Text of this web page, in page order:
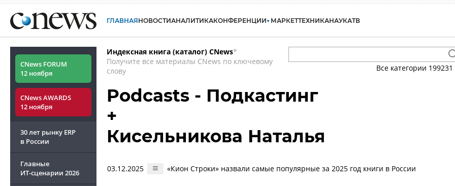
ГЛАВНАЯНОВОСТИАНАЛИТИКАКОНФЕРЕНЦИИ МАРКЕТТЕХНИКАНАУКАТВ
CNews FORUM
12 ноября
CNews AWARDS
12 ноября
30 лет рынку ERP
в России
Главные
ИТ-сценарии 2026
Индексная книга (каталог) CNews*
Получите все материалы CNews по ключевому
слову
Все категории 199231
Podcasts - Подкастинг
+
Кисельникова Наталья
03.12.2025 «Кион Строки» назвали самые популярные за 2025 год книги в России